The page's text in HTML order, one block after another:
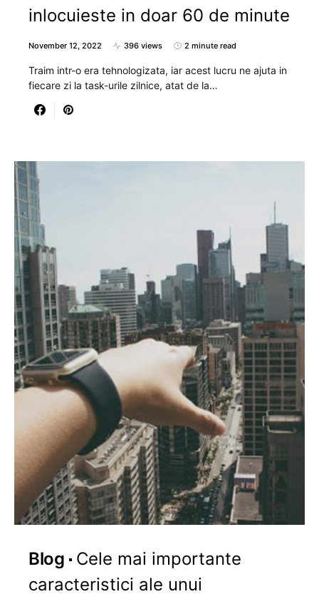
inlocuieste in doar 60 de minute
November 12, 2022 396 views 2 minute read
Traim intr-o era tehnologizata, iar acest lucru ne ajuta in
fiecare zi la task-urile zilnice, atat de la…
Blog
Cele mai importante
caracteristici ale unui